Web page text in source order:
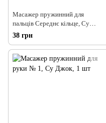
Масажер пружинний для
пальців Середнє кільце, Су
Джок, 1 шт
38 грн